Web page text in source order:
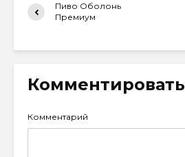
Пиво Оболонь
Премиум
Комментировать
Комментарий